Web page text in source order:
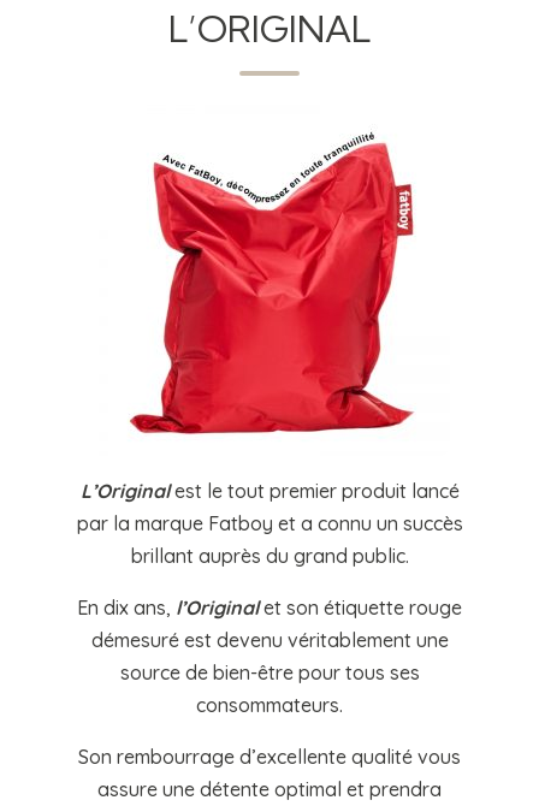
L’ORIGINAL
L’Originalest le tout premier produit lancé
par la marque Fatboy et a connu un succès
brillant auprès du grand public.
En dix ans, l’Originalet son étiquette rouge
démesuré est devenu véritablement une
source de bien-être pour tous ses
consommateurs.
Son rembourrage d’excellente qualité vous
assure une détente optimal et prendra